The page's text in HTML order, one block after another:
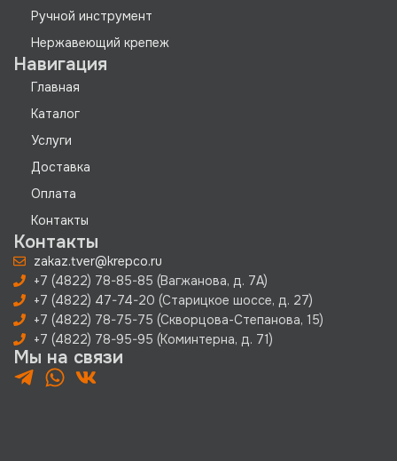
Ручной инструмент
Нержавеющий крепеж
Навигация
Главная
Каталог
Услуги
Доставка
Оплата
Контакты
Контакты
zakaz.tver@krepco.ru
+7 (4822) 78-85-85 (Вагжанова, д. 7А)
+7 (4822) 47-74-20 (Старицкое шоссе, д. 27)
+7 (4822) 78-75-75 (Скворцова-Степанова, 15)
+7 (4822) 78-95-95 (Коминтерна, д. 71)
Мы на связи